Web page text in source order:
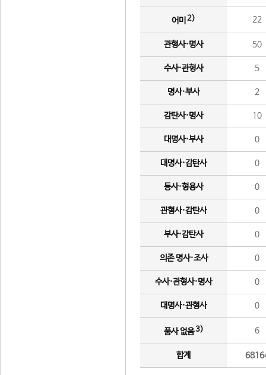
어미 2) 22
관형사·명사 50
수사·관형사 5
명사·부사 2
감탄사·명사 10
대명사·부사 0
대명사·감탄사 0
동사·형용사 0
관형사·감탄사 0
부사·감탄사 0
의존 명사·조사 0
수사·관형사·명사 0
대명사·관형사 0
품사 없음3) 6
합계